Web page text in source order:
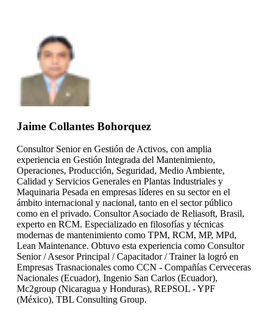
Jaime Collantes Bohorquez
Consultor Senior en Gestión de Activos, con amplia
experiencia en Gestión Integrada del Mantenimiento,
Operaciones, Producción, Seguridad, Medio Ambiente,
Calidad y Servicios Generales en Plantas Industriales y
Maquinaria Pesada en empresas líderes en su sector en el
ámbito internacional y nacional, tanto en el sector público
como en el privado. Consultor Asociado de Reliasoft, Brasil,
experto en RCM. Especializado en filosofías y técnicas
modernas de mantenimiento como TPM, RCM, MP, MPd,
Lean Maintenance. Obtuvo esta experiencia como Consultor
Senior / Asesor Principal / Capacitador / Trainer la logró en
Empresas Trasnacionales como CCN - Compañías Cerveceras
Nacionales (Ecuador), Ingenio San Carlos (Ecuador),
Mc2group (Nicaragua y Honduras), REPSOL - YPF
(México), TBL Consulting Group.